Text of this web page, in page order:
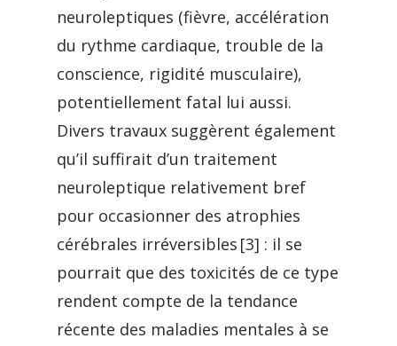
neuroleptiques (fièvre, accélération
du rythme cardiaque, trouble de la
conscience, rigidité musculaire),
potentiellement fatal lui aussi.
Divers travaux suggèrent également
qu’il suffirait d’un traitement
neuroleptique relativement bref
pour occasionner des atrophies
cérébrales irréversibles [3] : il se
pourrait que des toxicités de ce type
rendent compte de la tendance
récente des maladies mentales à se